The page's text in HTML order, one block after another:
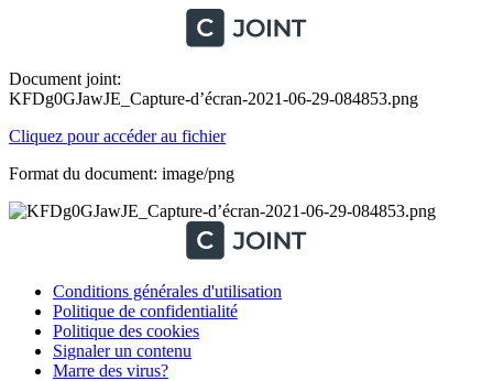
Document joint:
KFDg0GJawJE_Capture-d’écran-2021-06-29-084853.png
Cliquez pour accéder au fichier
Format du document: image/png
Conditions générales d'utilisation
Politique de confidentialité
Politique des cookies
Signaler un contenu
Marre des virus?